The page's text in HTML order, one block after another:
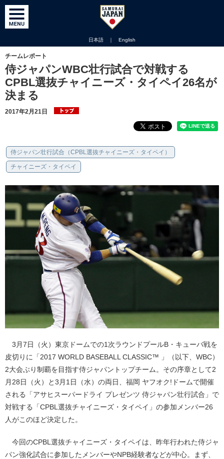
日本語 ｜ English
チームレポート
侍ジャパンWBC壮行試合で対戦する
CPBL選抜チャイニーズ・タイペイ26名が
決まる
2017年2月21日
侍ジャパン壮行試合（CPBL選抜チャイニーズ・タイペイ）
チャイニーズ・タイペイ
3月7日（火）東京ドームでの1次ラウンドプールB・キューバ戦を
皮切りに「2017 WORLD BASEBALL CLASSIC™ 」（以下、WBC）
2大会ぶり制覇を目指す侍ジャパントップチーム。その序章として2
月28日（火）と3月1日（水）の両日、福岡 ヤフオク!ドームで開催
される「アサヒスーパードライ プレゼンツ 侍ジャパン壮行試合」で
対戦する「CPBL選抜チャイニーズ・タイペイ」の参加メンバー26
人がこのほど決定した。
今回のCPBL選抜チャイニーズ・タイペイは、昨年行われた侍ジャ
パン強化試合に参加したメンバーやNPB経験者などが中心。まず、